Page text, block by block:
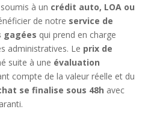
à un crédit auto, LOA ou
de notre service de
gagées qui prend en charge
administratives. Le prix de
suite à une évaluation
compte de la valeur réelle et du
se finalise sous 48h avec